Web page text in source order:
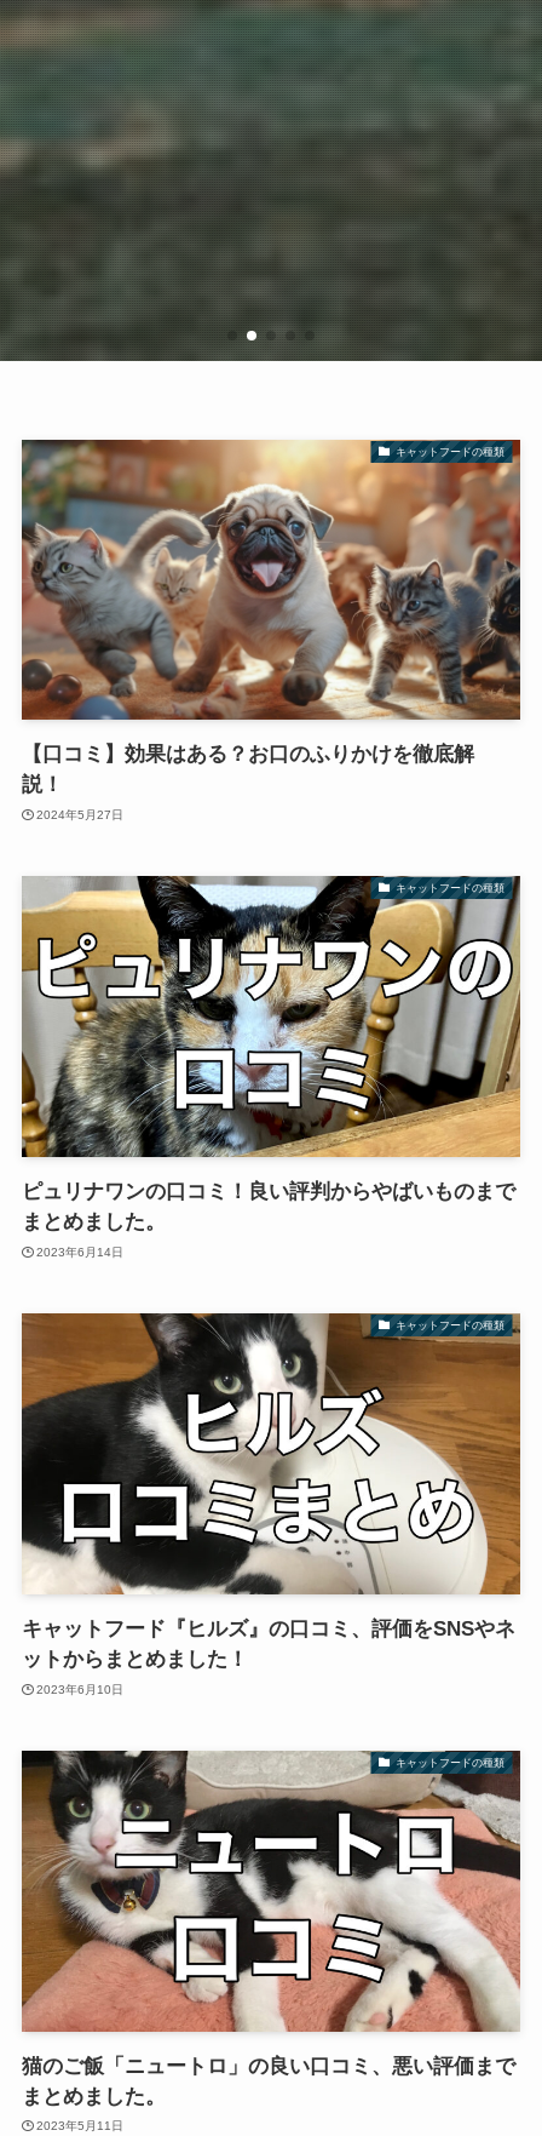
キャットフードの種類
【口コミ】効果はある？お口のふりかけを徹底解
説！
2024年5月27日
キャットフードの種類
ピュリナワンの口コミ！良い評判からやばいものまで
まとめました。
2023年6月14日
キャットフードの種類
キャットフード『ヒルズ』の口コミ、評価をSNSやネ
ットからまとめました！
2023年6月10日
キャットフードの種類
猫のご飯「ニュートロ」の良い口コミ、悪い評価まで
まとめました。
2023年5月11日